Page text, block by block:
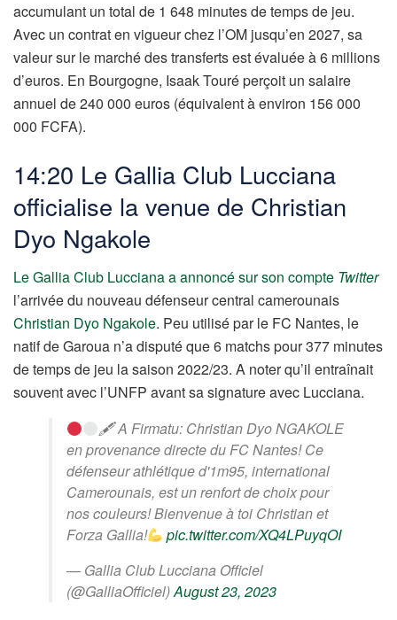
accumulant un total de 1 648 minutes de temps de jeu.
Avec un contrat en vigueur chez l’OM jusqu’en 2027, sa
valeur sur le marché des transferts est évaluée à 6 millions
d’euros. En Bourgogne, Isaak Touré perçoit un salaire
annuel de 240 000 euros (équivalent à environ 156 000
000 FCFA).
14:20 Le Gallia Club Lucciana
officialise la venue de Christian
Dyo Ngakole
Le Gallia Club Lucciana a annoncé sur son compte Twitter
l’arrivée du nouveau défenseur central camerounais
Christian Dyo Ngakole. Peu utilisé par le FC Nantes, le
natif de Garoua n’a disputé que 6 matchs pour 377 minutes
de temps de jeu la saison 2022/23. A noter qu’il entraînait
souvent avec l’UNFP avant sa signature avec Lucciana.
🖋 A Firmatu: Christian Dyo NGAKOLE
en provenance directe du FC Nantes! Ce
défenseur athlétique d'1m95, international
Camerounais, est un renfort de choix pour
nos couleurs! Bienvenue à toi Christian et
Forza Gallia!
pic.twitter.com/XQ4LPuyqOI
— Gallia Club Lucciana Officiel
(@GalliaOfficiel)August 23, 2023